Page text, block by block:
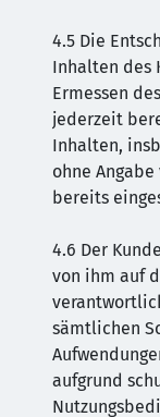
4.5 Die
Inhalten des
Ermessen
jederzeit
Inhalten,
ohne
bereits
4.6 Der
von ihm auf
sämtlichen
aufgrund